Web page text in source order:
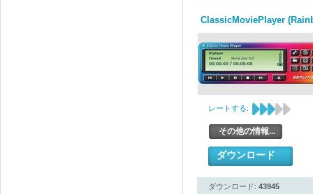
ClassicMoviePlayer
レートする:
その他の情報...
ダウンロード
ダウンロード: 43945